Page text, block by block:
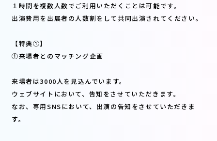
１時間を複数人数でご利用いただくことは可能です。
出演費用を出展者の人数割をして共同出演されてください。
【特典①】
①来場者とのマッチング企画
来場者は3000人を見込んでいます。
ウェブサイトにおいて、告知をさせていただきます。
なお、専用SNSにおいて、出演の告知をさせていただきま
す。